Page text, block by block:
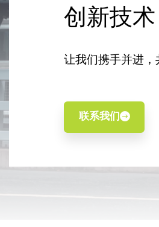
创新技术
让我们携手并进，
联系我们